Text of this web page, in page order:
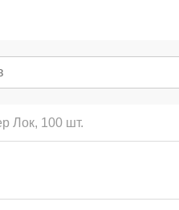
Лок, 100 шт.